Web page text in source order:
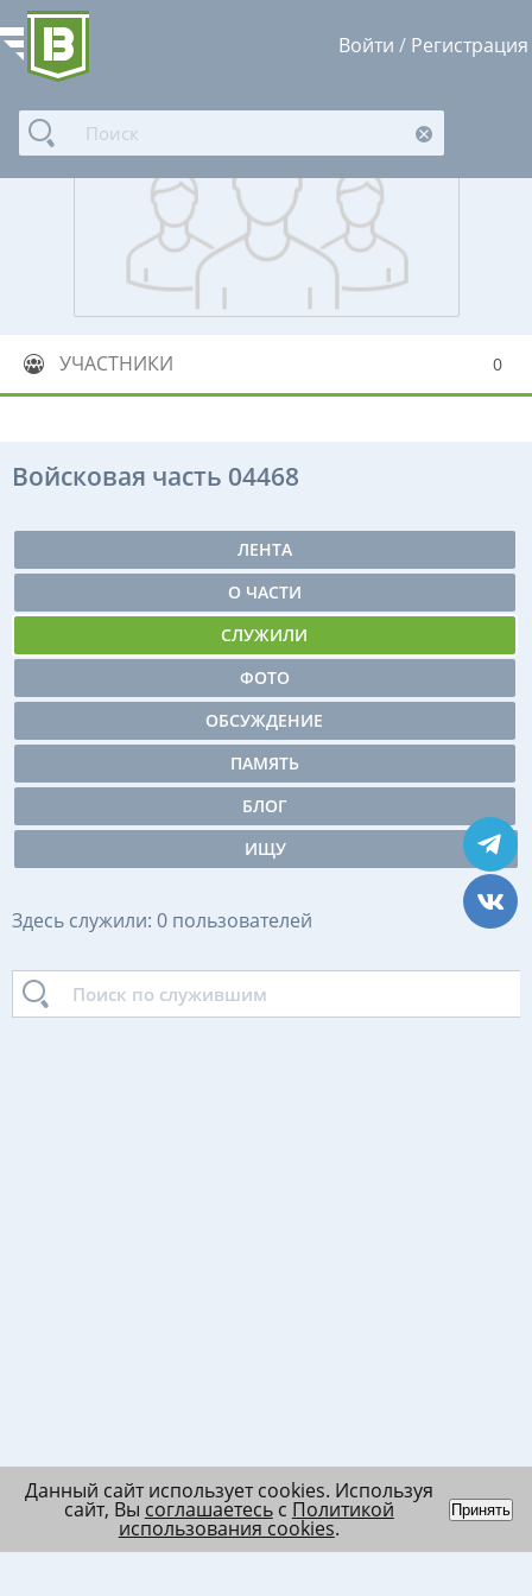
Войти / Регистрация
УЧАСТНИКИ 0
Войсковая часть 04468
ЛЕНТА
О ЧАСТИ
СЛУЖИЛИ
ФОТО
ОБСУЖДЕНИЕ
ПАМЯТЬ
БЛОГ
ИЩУ
Здесь служили: 0 пользователей
Данный сайт использует cookies. Используя
сайт, Вы соглашаетесьс Политикой
использования cookies.
Принять